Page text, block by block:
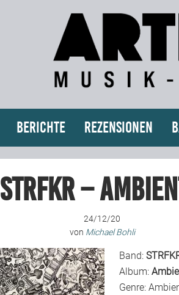
Berichte Rezensionen
STRFKR –
24/12/20
von Michael Bohli
Band:
Album:
Genre: